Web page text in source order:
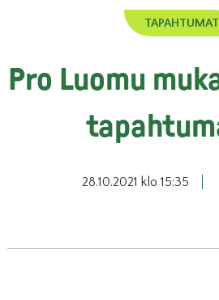
TAPAHTUMAT
Pro Luomu
28.10.2021 klo 15:35